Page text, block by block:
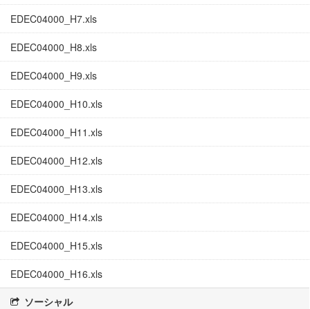
EDEC04000_H7.xls
EDEC04000_H8.xls
EDEC04000_H9.xls
EDEC04000_H10.xls
EDEC04000_H11.xls
EDEC04000_H12.xls
EDEC04000_H13.xls
EDEC04000_H14.xls
EDEC04000_H15.xls
EDEC04000_H16.xls
ソーシャル